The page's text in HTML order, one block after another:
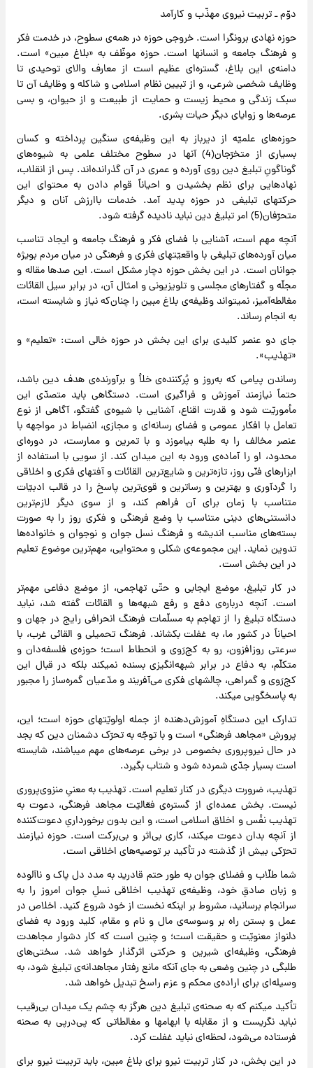
دوّم ـ تربیت نیروی مهذّب و کارآمد
حوزه نهادی برونگرا است. خروجی حوزه در همه‌ی سطوح، در خدمت فکر
و فرهنگ جامعه و انسانها است. حوزه موظّف به «بلاغ مبین» است.
دامنه‌ی این بلاغ، گستره‌ای عظیم است از معارف والای توحیدی تا
وظایف شخصی شرعی، و از تبیین نظام اسلامی و شاکله و وظایف آن تا
سبک زندگی و محیط زیست و حمایت از طبیعت و از حیوان، و بسی
عرصه‌ها و زوایای دیگر حیات بشری.
حوزه‌های علمیّه از دیرباز به این وظیفه‌ی سنگین پرداخته و کسان
بسیاری از متخرّجان(4) آنها در سطوح مختلف علمی به شیوه‌های
گوناگونِ تبلیغ دین روی آورده و عمری در آن گذرانده‌اند. پس از انقلاب،
نهادهایی برای نظم بخشیدن و احیاناً قوام دادن به محتوای این
حرکتهای تبلیغی در حوزه پدید آمد. خدمات باارزش آنان و دیگر
متحرّفان(5) امر تبلیغ دین نباید نادیده گرفته شود.
آنچه مهم است، آشنایی با فضای فکر و فرهنگ جامعه و ایجاد تناسب
میان آورده‌های تبلیغی با واقعیّتهای فکری و فرهنگی در میان مردم بویژه
جوانان است. در این بخش حوزه دچار مشکل است. این صدها مقاله و
مجلّه و گفتارهای مجلسی و تلویزیونی و امثال آن، در برابر سیل القائات
مغالطه‌آمیز، نمیتواند وظیفه‌ی بلاغ مبین را چنان‌که نیاز و شایسته است،
به انجام رساند.
جای دو عنصر کلیدی برای این بخش در حوزه خالی است: «تعلیم» و
«تهذیب».
رساندن پیامی که به‌روز و پُرکننده‌ی خلأ و برآورنده‌ی هدف دین باشد،
حتماً نیازمند آموزش و فراگیری است. دستگاهی باید متصدّی این
مأموریّت شود و قدرت اقناع، آشنایی با شیوه‌ی گفتگو، آگاهی از نوع
تعامل با افکار عمومی و فضای رسانه‌ای و مجازی، انضباط در مواجهه با
عنصر مخالف را به طلبه بیاموزد و با تمرین و ممارست، در دوره‌ای
محدود، او را آماده‌ی ورود به این میدان کند. از سویی با استفاده از
ابزارهای فنّی روز، تازه‌ترین و شایع‌ترین القائات و آفتهای فکری و اخلاقی
را گردآوری و بهترین و رساترین و قوی‌ترین پاسخ را در قالب ادبیّات
متناسب با زمان برای آن فراهم کند، و از سوی دیگر لازم‌ترین
دانستنی‌های دینی متناسب با وضع فرهنگی و فکری روز را به صورت
بسته‌های مناسب اندیشه و فرهنگ نسل جوان و نوجوان و خانواده‌ها
تدوین نماید. این مجموعه‌ی شکلی و محتوایی، مهم‌ترین موضوع تعلیم
در این بخش است.
در کار تبلیغ، موضع ایجابی و حتّی تهاجمی، از موضع دفاعی مهم‌تر
است. آنچه درباره‌ی دفع و رفع شبهه‌ها و القائات گفته شد، نباید
دستگاه تبلیغ را از تهاجم به مسلّمات فرهنگ انحرافی رایج در جهان و
احیاناً در کشور ما، به غفلت بکشاند. فرهنگ تحمیلی و القائی غرب، با
سرعتی روزافزون، رو به کج‌رَوی و انحطاط است؛ حوزه‌ی فلسفه‌دان و
متکلّم، به دفاع در برابر شبهه‌انگیزی بسنده نمیکند بلکه در قبال این
کج‌رَوی و گمراهی، چالشهای فکری می‌آفریند و مدّعیان گمره‌ساز را مجبور
به پاسخگویی میکند.
تدارک این دستگاهِ آموزش‌دهنده از جمله اولویّتهای حوزه است؛ این،
پرورشِ «مجاهد فرهنگی» است و با توجّه به تحرّک دشمنان دین که بجد
در حال نیروپروری بخصوص در برخی عرصه‌های مهم میباشند، شایسته
است بسیار جدّی شمرده شود و شتاب بگیرد.
تهذیب، ضرورت دیگری در کنار تعلیم است. تهذیب به معنیِ منزوی‌پروری
نیست. بخش عمده‌ای از گستره‌ی فعّالیّت مجاهد فرهنگی، دعوت به
تهذیب نفْس و اخلاق اسلامی است، و این بدون برخورداریِ دعوت‌کننده
از آنچه بدان دعوت میکند، کاری بی‌اثر و بی‌برکت است. حوزه نیازمند
تحرّکی بیش از گذشته در تأکید بر توصیه‌های اخلاقی است.
شما طلّاب و فضلای جوان به طور حتم قادرید به مدد دل پاک و ناآلوده
و زبان صادقِ خود، وظیفه‌ی تهذیب اخلاقی نسلِ جوان امروز را به
سرانجام برسانید، مشروط بر اینکه نخست از خود شروع کنید. اخلاص در
عمل و بستن راه بر وسوسه‌ی مال و نام و مقام، کلید ورود به فضای
دلنواز معنویّت و حقیقت است؛ و چنین است که کار دشوار مجاهدت
فرهنگی،‌ وظیفه‌ای شیرین و حرکتی اثرگذار خواهد شد. سختی‌های
طلبگی در چنین وضعی به جای آنکه مانع رفتار مجاهدانه‌ی تبلیغ شود، به
وسیله‌ای برای اراده‌ی محکم و عزم راسخ تبدیل خواهد شد.
تأکید میکنم که به صحنه‌ی تبلیغ دین هرگز به چشم یک میدان بی‌رقیب
نباید نگریست و از مقابله با ابهامها و مغالطاتی که پی‌درپی به صحنه
فرستاده می‌شود، لحظه‌ای نباید غفلت کرد.
در این بخش، در کنار تربیت نیرو برای بلاغ مبین، باید تربیت نیرو برای